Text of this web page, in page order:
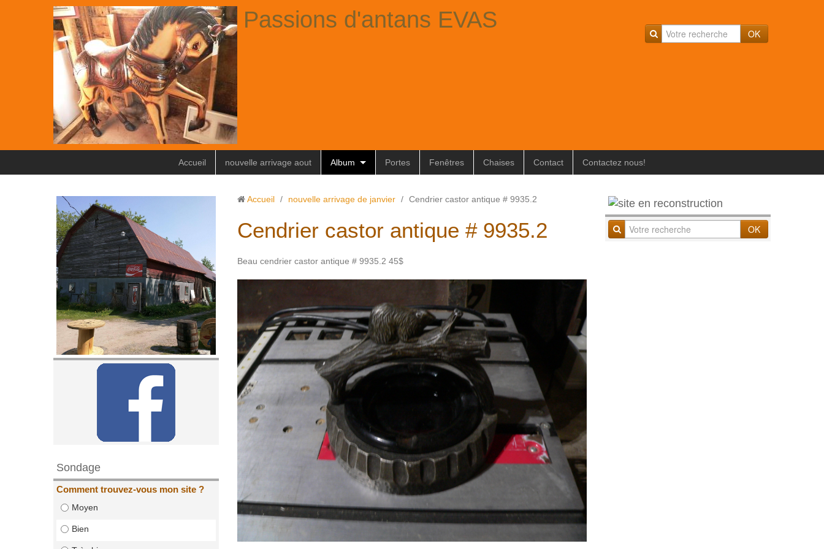
OK
Passions d'antans EVAS
Accueil nouvelle arrivage aout Album Portes Fenêtres Chaises Contact Contactez nous!
Sondage
Comment trouvez-vous mon site ?
Moyen
Bien
Accueil / nouvelle arrivage de janvier / Cendrier castor antique # 9935.2
Cendrier castor antique # 9935.2
Beau cendrier castor antique # 9935.2 45$
OK